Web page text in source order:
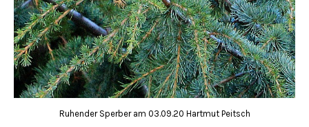
Ruhender Sperber am 03.09.20 Hartmut Peitsch